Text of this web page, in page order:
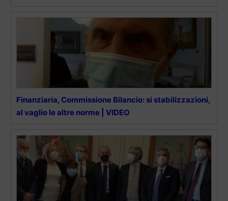
Finanziaria, Commissione Bilancio: si stabilizzazioni,
al vaglio le altre norme | VIDEO